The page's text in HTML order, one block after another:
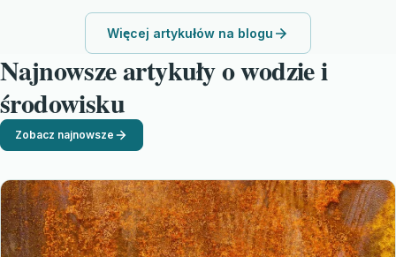
Więcej artykułów na blogu
Najnowsze artykuły o wodzie i
środowisku
Zobacz najnowsze